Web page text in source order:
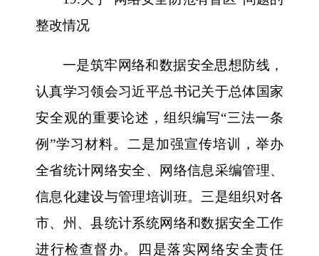
整改情况
一是筑牢网络和数据安全思想防线，
认真学习领会习近平总书记关于总体国家
安全观的重要论述，组织编写“三法一条
例”学习材料。二是加强宣传培训，举办
全省统计网络安全、网络信息采编管理、
信息化建设与管理培训班。三是组织对各
市、州、县统计系统网络和数据安全工作
进行检查督办。四是落实网络安全责任